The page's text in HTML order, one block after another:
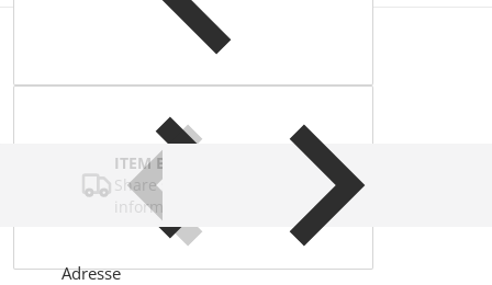
Complementary
ITEM BAR TITLE
Share shipping, delivery, policy
information.
Adresse